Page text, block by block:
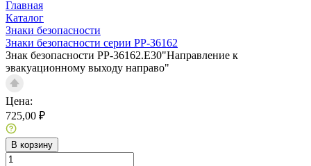
Главная
Каталог
Знаки безопасности
Знаки безопасности серии PP-36162
Знак безопасности PP-36162.E30"Направление к
эвакуационному выходу направо"
Цена:
725,00 ₽
В корзину